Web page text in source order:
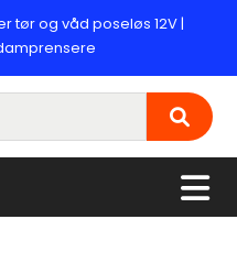
tør og våd poseløs 12V |